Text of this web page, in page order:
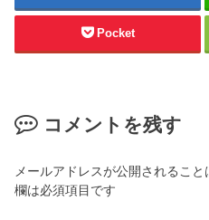
Pocket
コメントを残す
メールアドレスが公開されること
欄は必須項目です